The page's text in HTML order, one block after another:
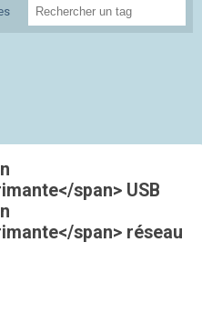
span> USB
span> réseau